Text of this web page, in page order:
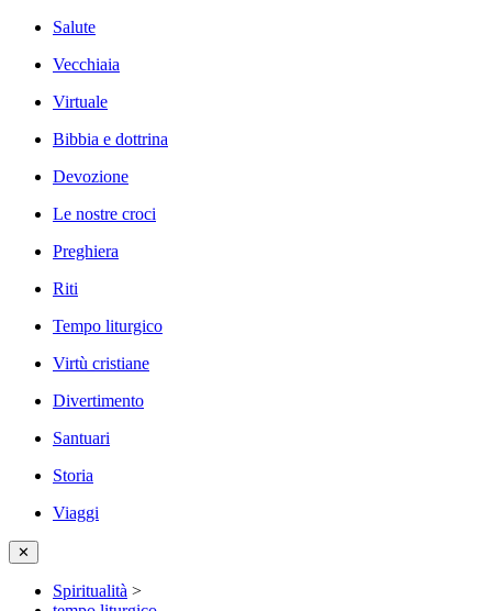
Salute
Vecchiaia
Virtuale
Bibbia e dottrina
Devozione
Le nostre croci
Preghiera
Riti
Tempo liturgico
Virtù cristiane
Divertimento
Santuari
Storia
Viaggi
✕
Spiritualità >